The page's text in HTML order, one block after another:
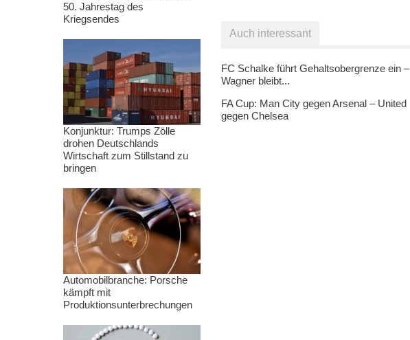
Auch interessant
FC Schalke führt Gehaltsobergrenze ein –
Wagner bleibt...
FA Cup: Man City gegen Arsenal – United
gegen Chelsea
50. Jahrestag des
Kriegsendes
Konjunktur: Trumps Zölle
drohen Deutschlands
Wirtschaft zum Stillstand zu
bringen
Automobilbranche: Porsche
kämpft mit
Produktionsunterbrechungen